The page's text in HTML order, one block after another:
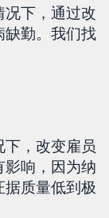
下，通过改
缺勤。我们找
，改变雇员
影响，因为纳
据质量低到极